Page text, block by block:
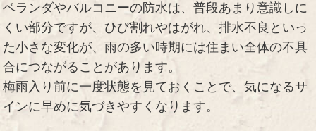
ベランダやバルコニーの防水は、普段あまり意識しに
くい部分ですが、ひび割れやはがれ、排水不良といっ
た小さな変化が、雨の多い時期には住まい全体の不具
合につながることがあります。
梅雨入り前に一度状態を見ておくことで、気になるサ
インに早めに気づきやすくなります。